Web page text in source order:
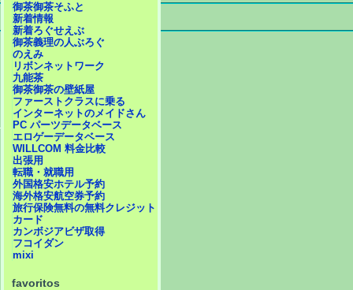
御茶御茶そふと
新着情報
新着ろぐせえぶ
御茶義理の人ぶろぐ
のえみ
リボンネットワーク
九能茶
御茶御茶の壁紙屋
ファーストクラスに乗る
インターネットのメイドさん
PC パーツデータベース
エロゲーデータベース
WILLCOM 料金比較
出張用
転職・就職用
外国格安ホテル予約
海外格安航空券予約
旅行保険無料の無料クレジット
カード
カンボジアビザ取得
フコイダン
mixi
favoritos